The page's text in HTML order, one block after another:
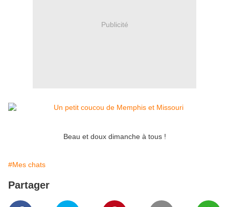
Publicité
Beau et doux dimanche à tous !
#Mes chats
Partager